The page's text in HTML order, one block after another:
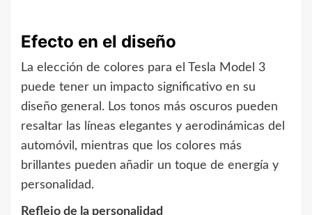
Efecto en el diseño
La elección de colores para el Tesla Model 3
puede tener un impacto significativo en su
diseño general. Los tonos más oscuros pueden
resaltar las líneas elegantes y aerodinámicas del
automóvil, mientras que los colores más
brillantes pueden añadir un toque de energía y
personalidad.
Reflejo de la personalidad